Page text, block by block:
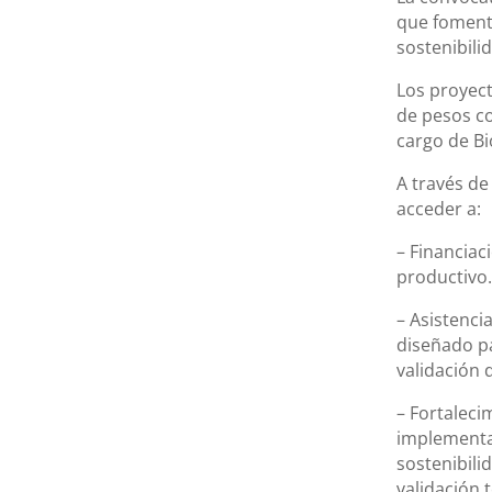
que
Los
de pesos
cargo de
A través
acceder a:
–
productivo.
–
diseñado
validación
–